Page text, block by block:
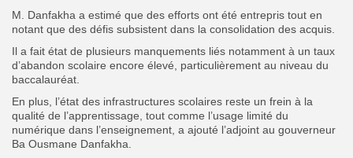
M. Danfakha a estimé que des efforts ont été entrepris tout en
notant que des défis subsistent dans la consolidation des acquis.
Il a fait état de plusieurs manquements liés notamment à un taux
d’abandon scolaire encore élevé, particulièrement au niveau du
baccalauréat.
En plus, l’état des infrastructures scolaires reste un frein à la
qualité de l’apprentissage, tout comme l’usage limité du
numérique dans l’enseignement, a ajouté l’adjoint au gouverneur
Ba Ousmane Danfakha.